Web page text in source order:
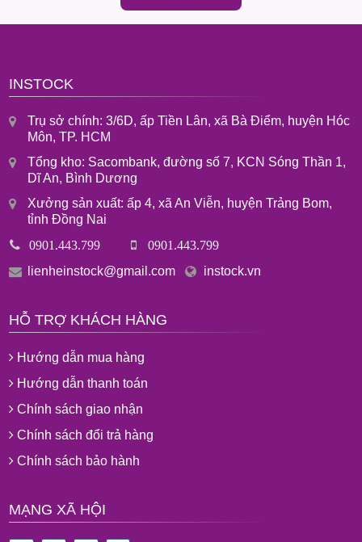
INSTOCK
Trụ sở chính: 3/6D, ấp Tiền Lân, xã Bà Điểm, huyện Hóc
Môn, TP. HCM
Tổng kho: Sacombank, đường số 7, KCN Sóng Thần 1,
Dĩ An, Bình Dương
Xưởng sản xuất: ấp 4, xã An Viễn, huyện Trảng Bom,
tỉnh Đồng Nai
0901.443.799 0901.443.799
lienheinstock@gmail.com instock.vn
HỖ TRỢ KHÁCH HÀNG
Hướng dẫn mua hàng
Hướng dẫn thanh toán
Chính sách giao nhận
Chính sách đổi trả hàng
Chính sách bảo hành
MẠNG XÃ HỘI